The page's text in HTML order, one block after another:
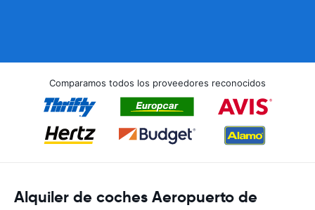
Comparamos todos los proveedores reconocidos
Alquiler de coches Aeropuerto de